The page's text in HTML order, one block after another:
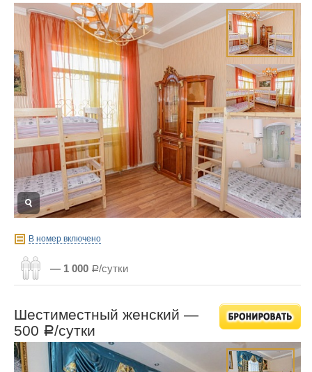
В номер включено
— 1 000 Р/сутки
Шестиместный женский —
500 Р/сутки